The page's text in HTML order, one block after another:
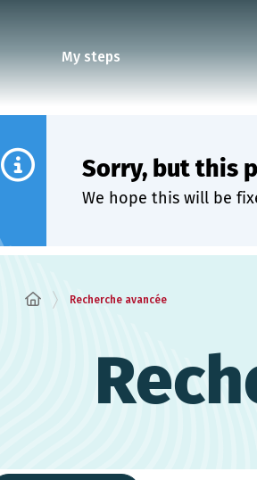
My steps
Sorry, but this
We hope this will be
Recherche avancée